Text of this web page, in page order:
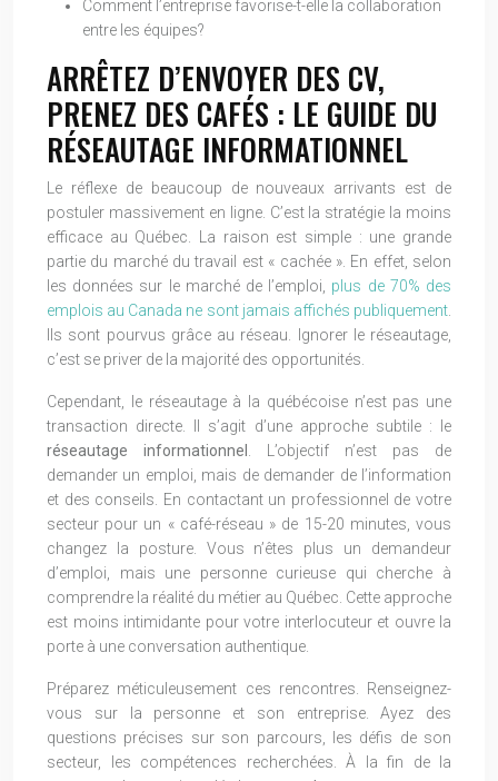
Comment l’entreprise favorise-t-elle la collaboration
entre les équipes?
ARRÊTEZ D’ENVOYER DES CV,
PRENEZ DES CAFÉS : LE GUIDE DU
RÉSEAUTAGE INFORMATIONNEL
Le réflexe de beaucoup de nouveaux arrivants est de
postuler massivement en ligne. C’est la stratégie la moins
efficace au Québec. La raison est simple : une grande
partie du marché du travail est « cachée ». En effet, selon
les données sur le marché de l’emploi, plus de 70% des
emplois au Canada ne sont jamais affichés publiquement.
Ils sont pourvus grâce au réseau. Ignorer le réseautage,
c’est se priver de la majorité des opportunités.
Cependant, le réseautage à la québécoise n’est pas une
transaction directe. Il s’agit d’une approche subtile : le
réseautage informationnel . L’objectif n’est pas de
demander un emploi, mais de demander de l’information
et des conseils. En contactant un professionnel de votre
secteur pour un « café-réseau » de 15-20 minutes, vous
changez la posture. Vous n’êtes plus un demandeur
d’emploi, mais une personne curieuse qui cherche à
comprendre la réalité du métier au Québec. Cette approche
est moins intimidante pour votre interlocuteur et ouvre la
porte à une conversation authentique.
Préparez méticuleusement ces rencontres. Renseignez-
vous sur la personne et son entreprise. Ayez des
questions précises sur son parcours, les défis de son
secteur, les compétences recherchées. À la fin de la